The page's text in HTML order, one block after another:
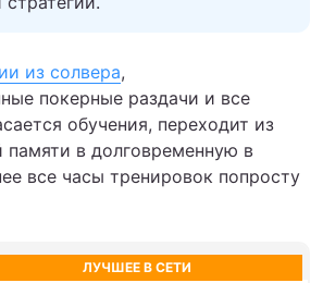
из солвера,
покерные раздачи и все
обучения, переходит из
памяти в долговременную в
все часы тренировок попросту
ЛУЧШЕЕ В СЕТИ